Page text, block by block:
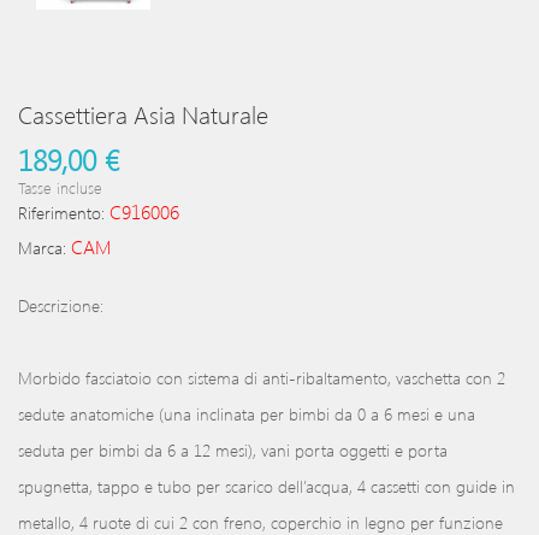
Cassettiera Asia Naturale
189,00 €
Tasse incluse
Riferimento: C916006
Marca: CAM
Descrizione:
Morbido fasciatoio con sistema di anti-ribaltamento, vaschetta con 2
sedute anatomiche (una inclinata per bimbi da 0 a 6 mesi e una
seduta per bimbi da 6 a 12 mesi), vani porta oggetti e porta
spugnetta, tappo e tubo per scarico dell’acqua, 4 cassetti con guide in
metallo, 4 ruote di cui 2 con freno, coperchio in legno per funzione